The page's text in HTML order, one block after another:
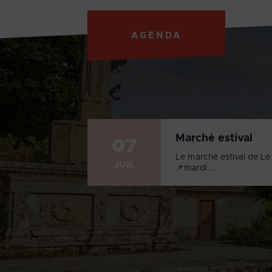
AGENDA
Marché estival
Le marché estival de
📌mardi ...